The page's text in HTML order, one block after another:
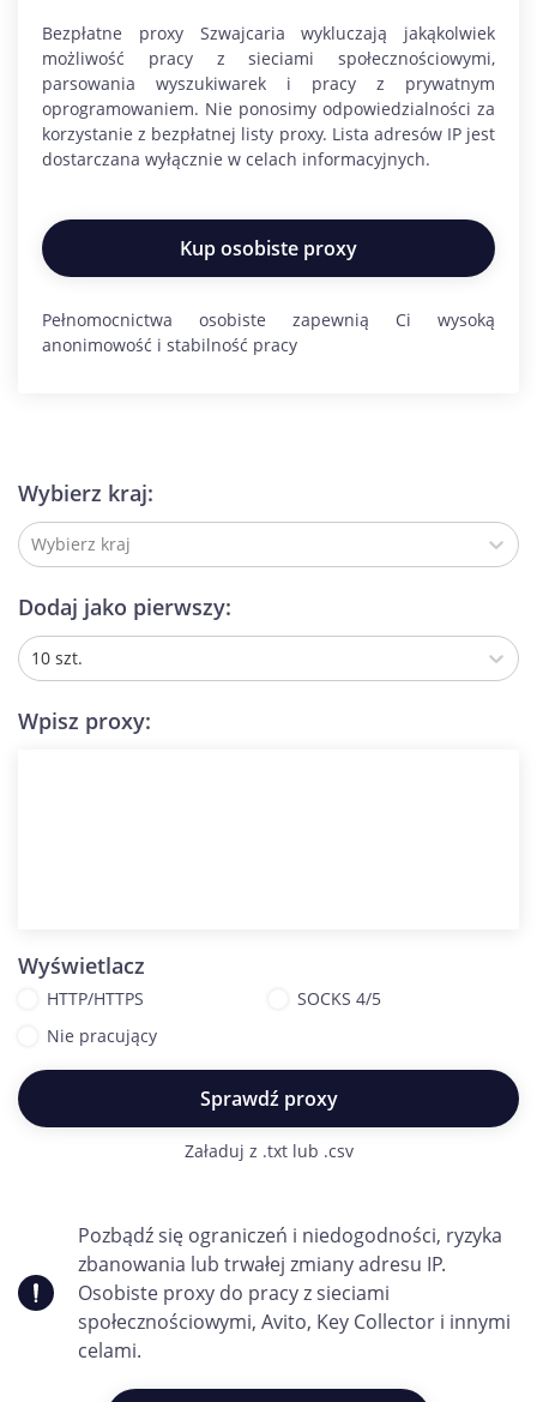
Bezpłatne proxy Szwajcaria
wykluczają jakąkolwiek
możliwość pracy z sieciami społecznościowymi,
parsowania wyszukiwarek i pracy z prywatnym
oprogramowaniem. Nie ponosimy odpowiedzialności za
korzystanie z bezpłatnej listy proxy. Lista adresów IP jest
dostarczana wyłącznie w celach informacyjnych.
Kup osobiste proxy
Pełnomocnictwa osobiste zapewnią Ci wysoką
anonimowość i stabilność pracy
Wybierz kraj:
Wybierz kraj
Dodaj jako pierwszy:
10 szt.
Wpisz proxy:
Wyświetlacz
HTTP/HTTPS
SOCKS 4/5
Nie pracujący
Sprawdź proxy
Załaduj z .txt lub .csv
Pozbądź się ograniczeń i niedogodności, ryzyka
zbanowania lub trwałej zmiany adresu IP.
Osobiste proxy do pracy z sieciami
społecznościowymi, Avito, Key Collector i innymi
celami.